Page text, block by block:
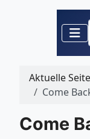
Aktuelle
Come
Come